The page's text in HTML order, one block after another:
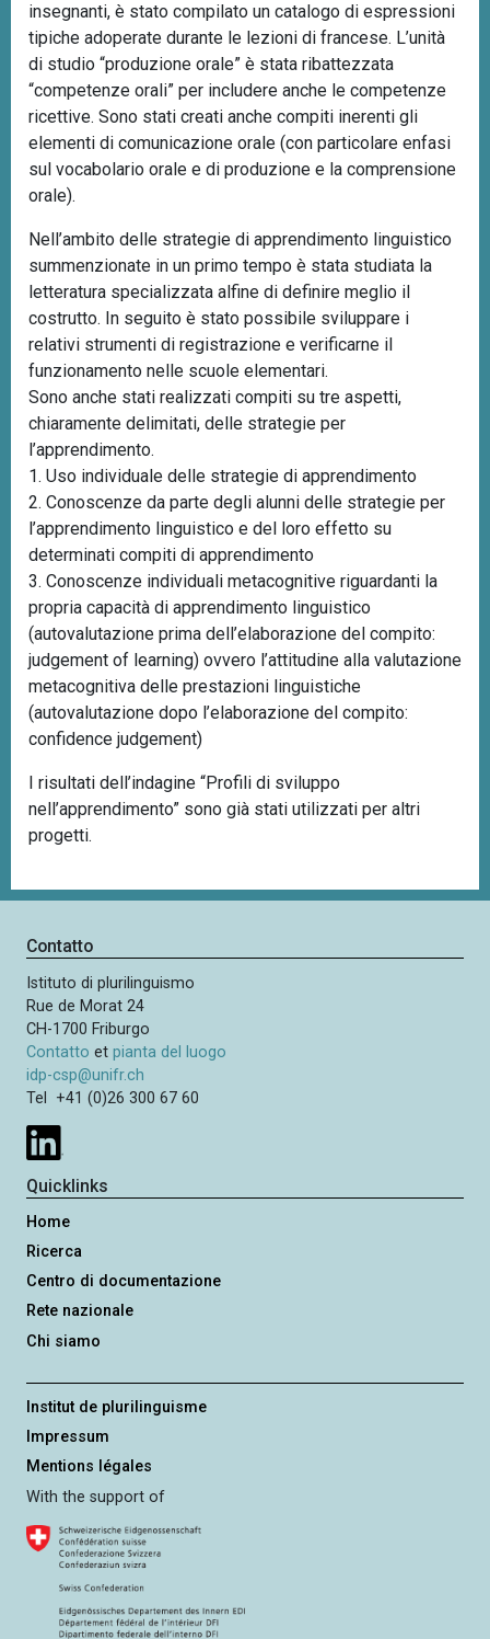
insegnanti, è stato compilato un catalogo di espressioni
tipiche adoperate durante le lezioni di francese. L’unità
di studio “produzione orale” è stata ribattezzata
“competenze orali” per includere anche le competenze
ricettive. Sono stati creati anche compiti inerenti gli
elementi di comunicazione orale (con particolare enfasi
sul vocabolario orale e di produzione e la comprensione
orale).
Nell’ambito delle strategie di apprendimento linguistico
summenzionate in un primo tempo è stata studiata la
letteratura specializzata alfine di definire meglio il
costrutto. In seguito è stato possibile sviluppare i
relativi strumenti di registrazione e verificarne il
funzionamento nelle scuole elementari.
Sono anche stati realizzati compiti su tre aspetti,
chiaramente delimitati, delle strategie per
l’apprendimento.
1. Uso individuale delle strategie di apprendimento
2. Conoscenze da parte degli alunni delle strategie per
l’apprendimento linguistico e del loro effetto su
determinati compiti di apprendimento
3. Conoscenze individuali metacognitive riguardanti la
propria capacità di apprendimento linguistico
(autovalutazione prima dell’elaborazione del compito:
judgement of learning) ovvero l’attitudine alla valutazione
metacognitiva delle prestazioni linguistiche
(autovalutazione dopo l’elaborazione del compito:
confidence judgement)
I risultati dell’indagine “Profili di sviluppo
nell’apprendimento” sono già stati utilizzati per altri
progetti.
Contatto
Istituto di plurilinguismo
Rue de Morat 24
CH-1700 Friburgo
Contatto etpianta del luogo
idp-csp@unifr.ch
Tel +41 (0)26 300 67 60
Quicklinks
Home
Ricerca
Centro di documentazione
Rete nazionale
Chi siamo
Institut de plurilinguisme
Impressum
Mentions légales
With the support of